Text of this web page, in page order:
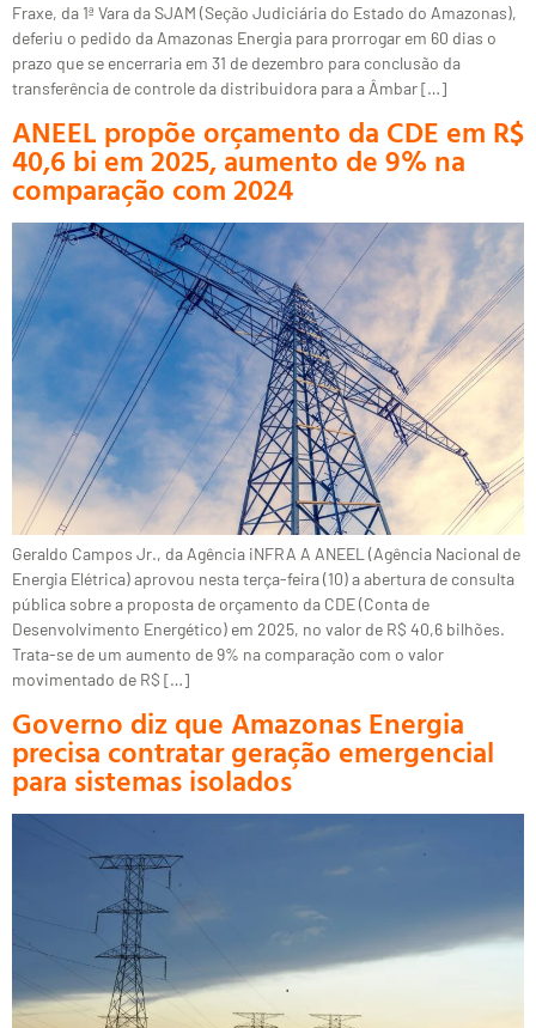
Fraxe, da 1ª Vara da SJAM (Seção Judiciária do Estado do Amazonas),
deferiu o pedido da Amazonas Energia para prorrogar em 60 dias o
prazo que se encerraria em 31 de dezembro para conclusão da
transferência de controle da distribuidora para a Âmbar […]
ANEEL propõe orçamento da CDE em R$
40,6 bi em 2025, aumento de 9% na
comparação com 2024
Geraldo Campos Jr., da Agência iNFRA A ANEEL (Agência Nacional de
Energia Elétrica) aprovou nesta terça-feira (10) a abertura de consulta
pública sobre a proposta de orçamento da CDE (Conta de
Desenvolvimento Energético) em 2025, no valor de R$ 40,6 bilhões.
Trata-se de um aumento de 9% na comparação com o valor
movimentado de R$ […]
Governo diz que Amazonas Energia
precisa contratar geração emergencial
para sistemas isolados